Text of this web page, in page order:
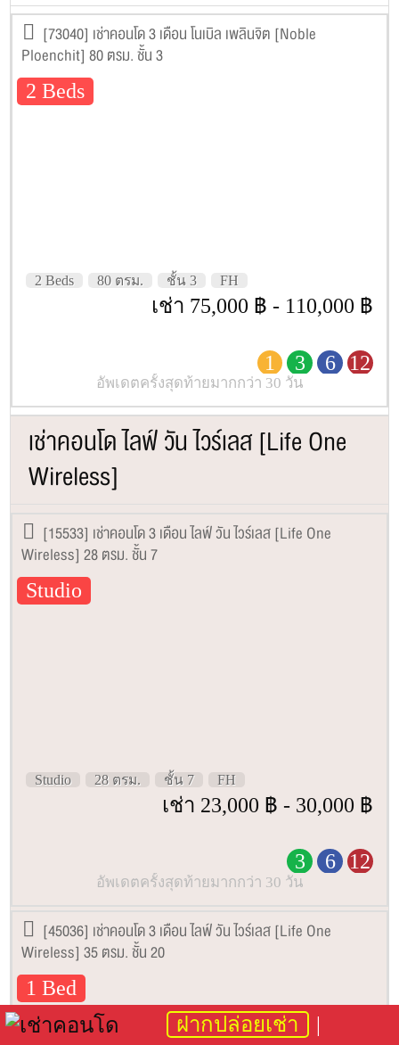
[73040] เช่าคอนโด 3 เดือน โนเบิล เพลินจิต [Noble
Ploenchit] 80 ตรม. ชั้น 3
2 Beds
2 Beds 80 ตรม. ชั้น 3 FH
เช่า 75,000 ฿ - 110,000 ฿
1 3 6 12
อัพเดตครั้งสุดท้ายมากกว่า 30 วัน
เช่าคอนโด ไลฟ์ วัน ไวร์เลส [Life One
Wireless]
[15533] เช่าคอนโด 3 เดือน ไลฟ์ วัน ไวร์เลส [Life One
Wireless] 28 ตรม. ชั้น 7
Studio
Studio 28 ตรม. ชั้น 7 FH
เช่า 23,000 ฿ - 30,000 ฿
3 6 12
อัพเดตครั้งสุดท้ายมากกว่า 30 วัน
[45036] เช่าคอนโด 3 เดือน ไลฟ์ วัน ไวร์เลส [Life One
Wireless] 35 ตรม. ชั้น 20
1 Bed
ฝากปล่อยเช่า